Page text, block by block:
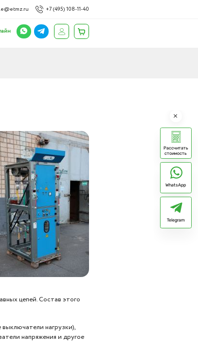
+7 (495) 108-11-40
цепей. Состав этого
нагрузки),
напряжения и другое
Рассчитать
стоимость
WhatsApp
Telegram